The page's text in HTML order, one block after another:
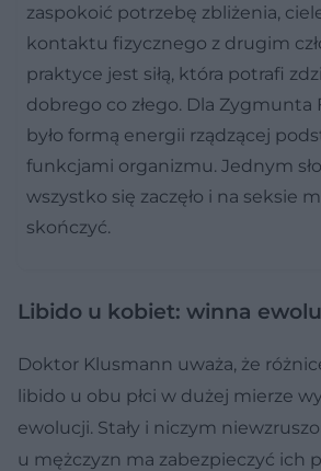
zaspokoić potrzebę zbliżenia,
kontaktu fizycznego z drugim
praktyce jest siłą, która potrafi
dobrego co złego. Dla Zygmunta
było formą energii rządzącej
funkcjami organizmu. Jednym
wszystko się zaczęło i na seksie
skończyć.
Libido u kobiet: winna
Doktor Klusmann uważa, że
libido u obu płci w dużej mierze
ewolucji. Stały i niczym
u mężczyzn ma zabezpieczyć ich